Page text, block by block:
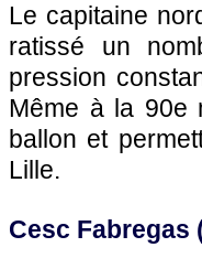
Le capitaine
ratissé un
pression
Même à la 90e
ballon et
Lille.
Cesc Fabregas